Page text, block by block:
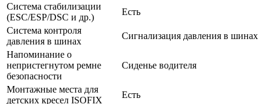
Система стабилизации
(ESC/ESP/DSC и др.)
Есть
Система контроля
давления в шинах
Сигнализация давления в шинах
Напоминание о
непристегнутом ремне
безопасности
Сиденье водителя
Монтажные места для
детских кресел ISOFIX
Есть